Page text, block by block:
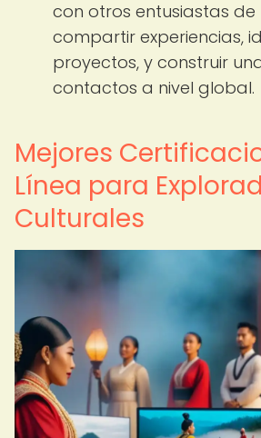
con otros entusiastas de
compartir experiencias,
proyectos, y construir
contactos a nivel global.
Mejores
Línea para
Culturales